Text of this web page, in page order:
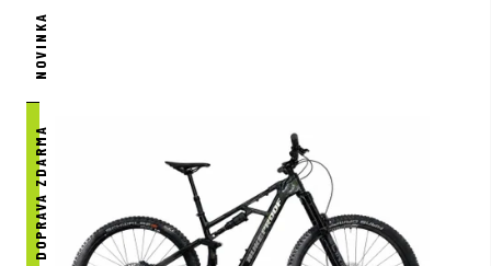
NOVINKA
DOPRAVA ZDARMA